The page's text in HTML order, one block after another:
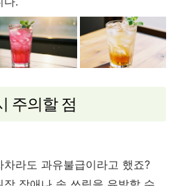
주의할 점
라도 과유불급이라고 했죠?